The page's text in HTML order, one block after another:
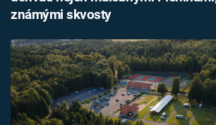
známými skvosty